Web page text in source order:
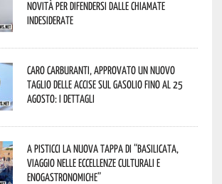
novità per difendersi dalle chiamate
indesiderate
Caro carburanti, approvato un nuovo
taglio delle accise sul gasolio fino al 25
agosto: i dettagli
A Pisticci la nuova tappa di “Basilicata,
viaggio nelle eccellenze culturali e
enogastronomiche”